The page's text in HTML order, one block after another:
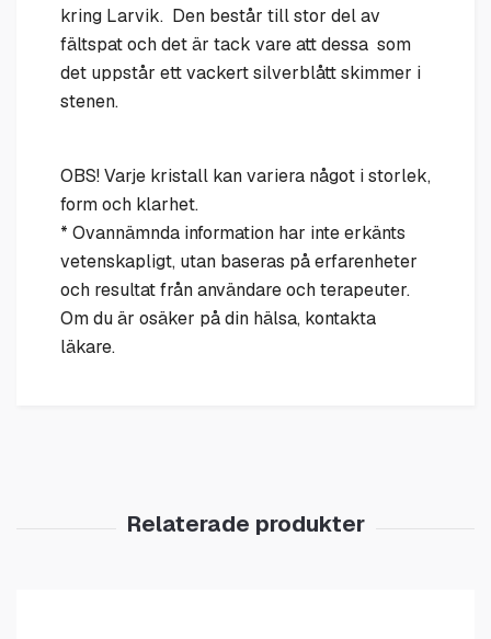
kring Larvik. Den består till stor del av
fältspat och det är tack vare att dessa som
det uppstår ett vackert silverblått skimmer i
stenen.
OBS! Varje kristall kan variera något i storlek,
form och klarhet.
* Ovannämnda information har inte erkänts
vetenskapligt, utan baseras på erfarenheter
och resultat från användare och terapeuter.
Om du är osäker på din hälsa, kontakta
läkare.